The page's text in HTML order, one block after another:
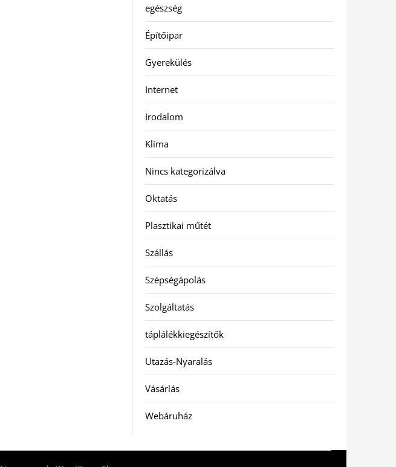
egészség
Építőipar
Gyerekülés
Internet
Irodalom
Klíma
Nincs kategorizálva
Oktatás
Plasztikai műtét
Szállás
Szépségápolás
Szolgáltatás
táplálékkiegészítők
Utazás-Nyaralás
Vásárlás
Webáruház